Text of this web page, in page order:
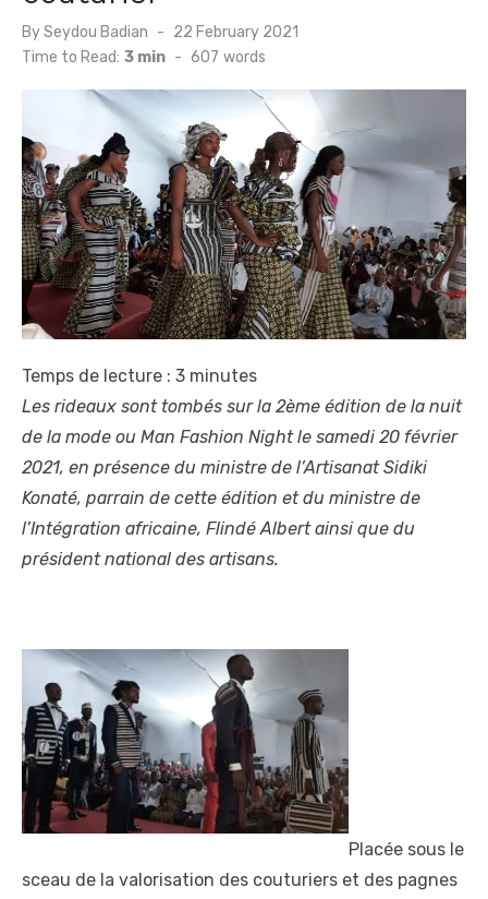
BySeydou Badian
Posted
22 February 2021
Time to Read: 3 min - 607 words
Temps de lecture : 3 minutes
Les rideaux sont tombés sur la 2ème édition de la nuit
de la mode ou Man Fashion Night le samedi 20 février
2021, en présence du ministre de l’Artisanat Sidiki
Konaté, parrain de cette édition et du ministre de
l’Intégration africaine, Flindé Albert ainsi que du
président national des artisans.
Placée sous le
sceau de la valorisation des couturiers et des pagnes